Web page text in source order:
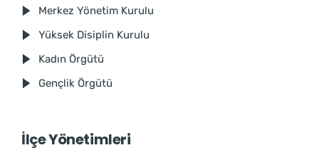
Merkez Yönetim Kurulu
Yüksek Disiplin Kurulu
Kadın Örgütü
Gençlik Örgütü
İlçe Yönetimleri